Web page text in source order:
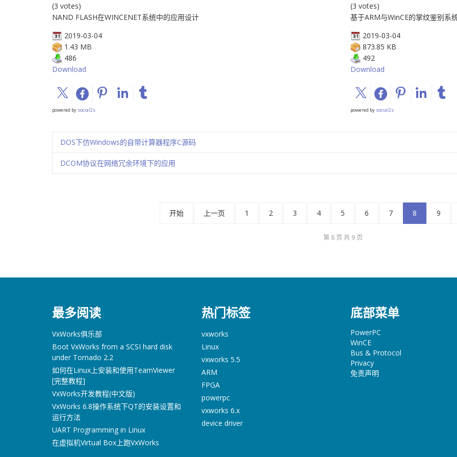
(3 votes)
NAND FLASH在WINCENET系统中的应用设计
2019-03-04
1.43 MB
486
Download
powered by social2s
(3 votes)
基于ARM与WinCE的掌纹鉴别系
2019-03-04
873.85 KB
492
Download
powered by social2s
DOS下仿Windows的自带计算器程序C源码
DCOM协议在网络冗余环境下的应用
第 8 页 共 9 页
开始 上一页 1 2 3 4 5 6 7 8 9
最多阅读
VxWorks俱乐部
Boot VxWorks from a SCSI hard disk
under Tornado 2.2
如何在Linux上安装和使用TeamViewer
[完整教程]
VxWorks开发教程(中文版)
VxWorks 6.8操作系统下QT的安装设置和
运行方法
UART Programming in Linux
在虚拟机Virtual Box上跑VxWorks
热门标签
vxworks
Linux
vxworks 5.5
ARM
FPGA
powerpc
vxworks 6.x
device driver
底部菜单
PowerPC
WinCE
Bus & Protocol
Privacy
免责声明